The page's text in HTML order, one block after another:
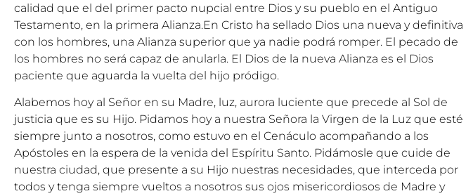
calidad que el del primer pacto nupcial entre Dios y su pueblo en el Antiguo
Testamento, en la primera Alianza.En Cristo ha sellado Dios una nueva y definitiva
con los hombres, una Alianza superior que ya nadie podrá romper. El pecado de
los hombres no será capaz de anularla. El Dios de la nueva Alianza es el Dios
paciente que aguarda la vuelta del hijo pródigo.
Alabemos hoy al Señor en su Madre, luz, aurora luciente que precede al Sol de
justicia que es su Hijo. Pidamos hoy a nuestra Señora la Virgen de la Luz que esté
siempre junto a nosotros, como estuvo en el Cenáculo acompañando a los
Apóstoles en la espera de la venida del Espíritu Santo. Pidámosle que cuide de
nuestra ciudad, que presente a su Hijo nuestras necesidades, que interceda por
todos y tenga siempre vueltos a nosotros sus ojos misericordiosos de Madre y